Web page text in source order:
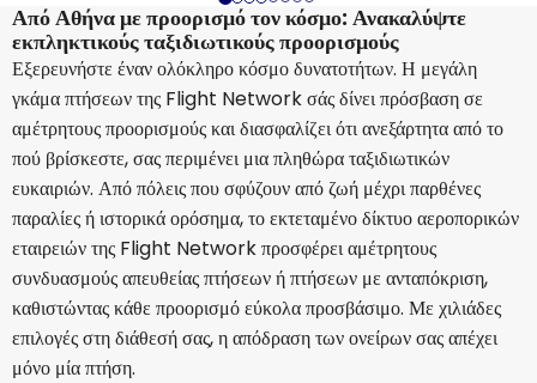
Από Αθήνα με προορισμό τον κόσμο: Ανακαλύψτε
εκπληκτικούς ταξιδιωτικούς προορισμούς
Εξερευνήστε έναν ολόκληρο κόσμο δυνατοτήτων. Η μεγάλη
γκάμα πτήσεων της Flight Network σάς δίνει πρόσβαση σε
αμέτρητους προορισμούς και διασφαλίζει ότι ανεξάρτητα από το
πού βρίσκεστε, σας περιμένει μια πληθώρα ταξιδιωτικών
ευκαιριών. Από πόλεις που σφύζουν από ζωή μέχρι παρθένες
παραλίες ή ιστορικά ορόσημα, το εκτεταμένο δίκτυο αεροπορικών
εταιρειών της Flight Network προσφέρει αμέτρητους
συνδυασμούς απευθείας πτήσεων ή πτήσεων με ανταπόκριση,
καθιστώντας κάθε προορισμό εύκολα προσβάσιμο. Με χιλιάδες
επιλογές στη διάθεσή σας, η απόδραση των ονείρων σας απέχει
μόνο μία πτήση.